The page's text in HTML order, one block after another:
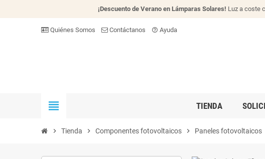
¡Descuento de Verano en Lámparas Solares! Luz a coste
Quiénes Somos Contáctanos help_outline Ayuda
view_headline TIENDA
chevron_right Tienda chevron_right Componentes fotovoltaicos chevron_right Paneles fotovoltaicos